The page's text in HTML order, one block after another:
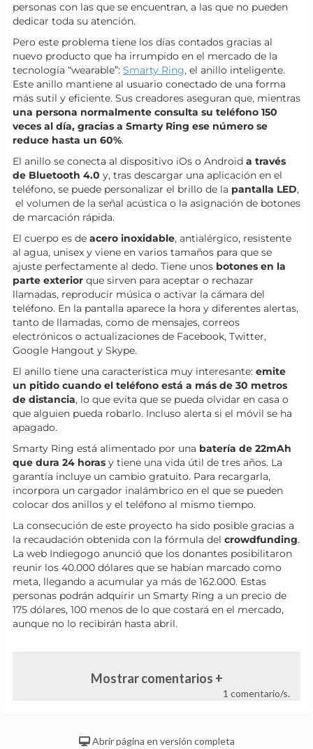
personas con las que se encuentran, a las que no pueden
dedicar toda su atención.
Pero este problema tiene los días contados gracias al
nuevo producto que ha irrumpido en el mercado de la
tecnología “wearable”: Smarty Ring, el anillo inteligente.
Este anillo mantiene al usuario conectado de una forma
más sutil y eficiente. Sus creadores aseguran que, mientras
una persona normalmente consulta su teléfono 150
veces al día, gracias a Smarty Ring ese número se
reduce hasta un 60%.
El anillo se conecta al dispositivo iOs o Android a través
de Bluetooth 4.0 y, tras descargar una aplicación en el
teléfono, se puede personalizar el brillo de la pantalla LED,
el volumen de la señal acústica o la asignación de botones
de marcación rápida.
El cuerpo es de acero inoxidable, antialérgico, resistente
al agua, unisex y viene en varios tamaños para que se
ajuste perfectamente al dedo. Tiene unos botones en la
parte exterior que sirven para aceptar o rechazar
llamadas, reproducir música o activar la cámara del
teléfono. En la pantalla aparece la hora y diferentes alertas,
tanto de llamadas, como de mensajes, correos
electrónicos o actualizaciones de Facebook, Twitter,
Google Hangout y Skype.
El anillo tiene una característica muy interesante: emite
un pitido cuando el teléfono está a más de 30 metros
de distancia, lo que evita que se pueda olvidar en casa o
que alguien pueda robarlo. Incluso alerta si el móvil se ha
apagado.
Smarty Ring está alimentado por una batería de 22mAh
que dura 24 horas y tiene una vida útil de tres años. La
garantía incluye un cambio gratuito. Para recargarla,
incorpora un cargador inalámbrico en el que se pueden
colocar dos anillos y el teléfono al mismo tiempo.
La consecución de este proyecto ha sido posible gracias a
la recaudación obtenida con la fórmula del crowdfunding.
La web Indiegogo anunció que los donantes posibilitaron
reunir los 40.000 dólares que se habían marcado como
meta, llegando a acumular ya más de 162.000. Estas
personas podrán adquirir un Smarty Ring a un precio de
175 dólares, 100 menos de lo que costará en el mercado,
aunque no lo recibirán hasta abril.
Mostrar comentarios +
1 comentario/s.
Abrir página en versión completa